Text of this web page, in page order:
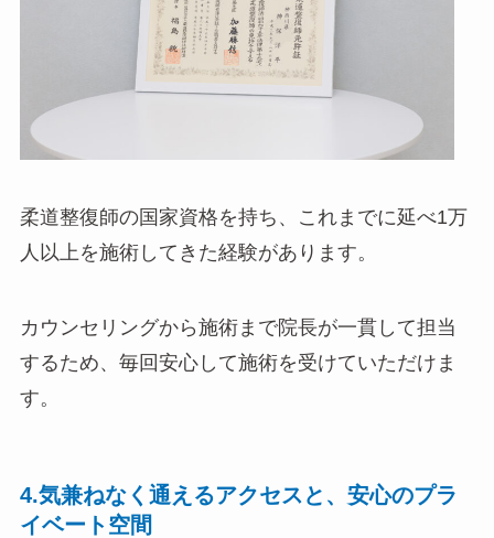
柔道整復師の国家資格を持ち、これまでに延べ1万
人以上を施術してきた経験があります。
カウンセリングから施術まで院長が一貫して担当
するため、毎回安心して施術を受けていただけま
す。
4.気兼ねなく通えるアクセスと、安心のプラ
イベート空間